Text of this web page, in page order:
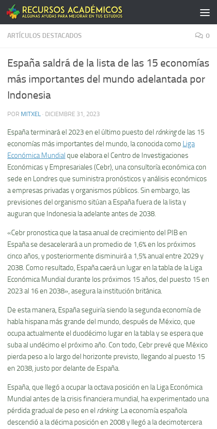
Saltar al contenido
ARTÍCULOS DESTACADOS 0
España saldrá de la lista de las 15 economías
más importantes del mundo adelantada por
Indonesia
POR MITXEL · DICIEMBRE 31, 2023
España terminará el 2023 en el último puesto del ránkingde las 15
economías más importantes del mundo, la conocida como Liga
Económica Mundial que elabora el Centro de Investigaciones
Económicas y Empresariales (Cebr), una consultoría económica con
sede en Londres que suministra pronósticos y análisis económicos
a empresas privadas y organismos públicos. Sin embargo, las
previsiones del organismo sitúan a España fuera de la lista y
auguran que Indonesia la adelante antes de 2038.
«Cebr pronostica que la tasa anual de crecimiento del PIB en
España se desacelerará a un promedio de 1,6% en los próximos
cinco años, y posteriormente disminuirá a 1,5% anual entre 2029 y
2038. Como resultado, España caerá un lugar en la tabla de la Liga
Económica Mundial durante los próximos 15 años, del puesto 15 en
2023 al 16 en 2038», asegura la institución británica.
De esta manera, España seguiría siendo la segunda economía de
habla hispana más grande del mundo, después de México, que
ocupa actualmente el duodécimo lugar en la tabla y se espera que
suba al undécimo el próximo año. Con todo, Cebr prevé que México
pierda peso a lo largo del horizonte previsto, llegando al puesto 15
en 2038, justo por delante de España.
España, que llegó a ocupar la octava posición en la Liga Económica
Mundial antes de la crisis financiera mundial, ha experimentado una
pérdida gradual de peso en el ránking. La economía española
descendió a la décima posición en 2008 y llegó a la decimotercera